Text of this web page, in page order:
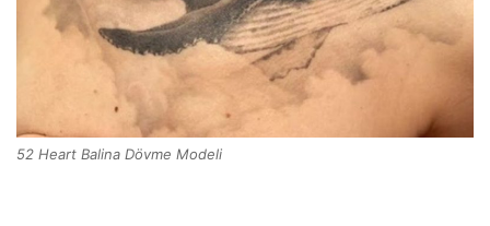
52 Heart Balina Dövme Modeli